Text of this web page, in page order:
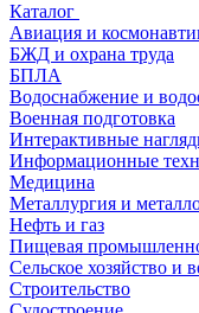
Каталог
Авиация и
БЖД и охрана труда
БПЛА
Водоснабжение и
Военная подготовка
Интерактивные
Информационные
Медицина
Металлургия и
Нефть и газ
Пищевая
Сельское хозяйство и
Строительство